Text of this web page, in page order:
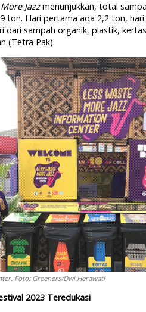
Jazzmenunjukkan, total
ton. Hari pertama ada 2,2 ton,
dari sampah organik, plastik,
(Tetra Pak).
Foto: Greeners/Dwi Herawati
2023 Teredukasi